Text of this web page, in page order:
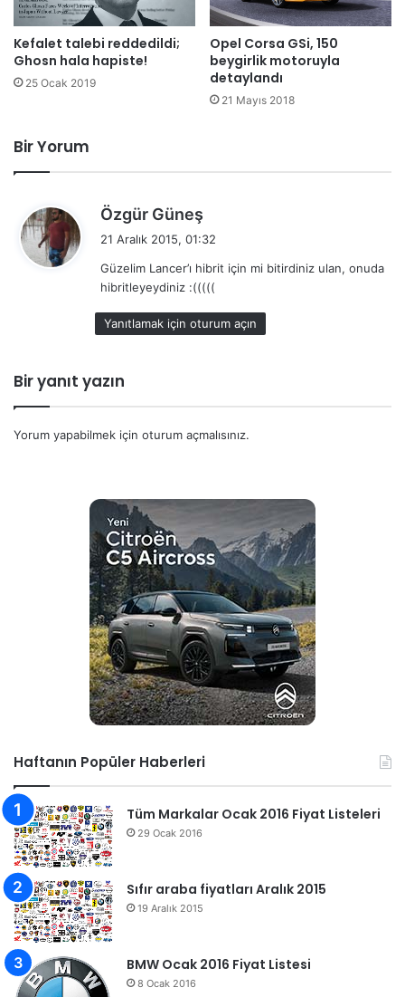
Kefalet talebi reddedildi;
Ghosn hala hapiste!
25 Ocak 2019
Opel Corsa GSi, 150
beygirlik motoruyla
detaylandı
21 Mayıs 2018
Bir Yorum
Özgür Güneş
e
i
k
i
:
21 Aralık 2015, 01:32
Güzelim Lancer’ı hibrit için mi bitirdiniz ulan, onuda
hibritleyeydiniz :(((((
Yanıtlamak için oturum açın
Bir yanıt yazın
Yorum yapabilmek için oturum açmalısınız.
Haftanın Popüler Haberleri
Tüm Markalar Ocak 2016 Fiyat Listeleri
29 Ocak 2016
Sıfır araba fiyatları Aralık 2015
19 Aralık 2015
BMW Ocak 2016 Fiyat Listesi
8 Ocak 2016